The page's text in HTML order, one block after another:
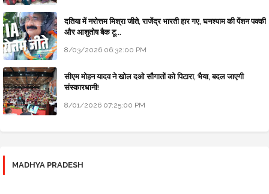
दतिया में नरोत्तम मिश्रा जीते, राजेंद्र भारती हार गए, घनश्याम की पेंशन पक्की
और आशुतोष बैक टू...
8/03/2026 06:32:00 PM
सीएम मोहन यादव ने खोल दओ सौगातों को पिटारा, भैया, बदल जाएगी
संस्कारधानी!
8/01/2026 07:25:00 PM
MADHYA PRADESH